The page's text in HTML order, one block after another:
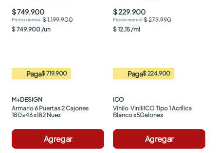
$ 749.900
$ 1.199.900
$749.900 /un
Paga$ 719.900
M+DESIGN
Armario 6 Puertas 2 Cajones
180x46 x182 Nuez
Agregar
$ 229.900
$ 279.990
$12,15 /ml
Paga$ 224.900
ICO
Vinilo  ViniliICO Tipo 1 Acrílica
Blanco x5Galones
Agregar